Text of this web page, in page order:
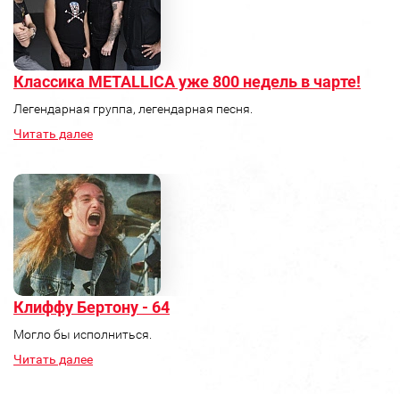
Классика METALLICA уже 800 недель в чарте!
Легендарная группа, легендарная песня.
Читать далее
Клиффу Бертону - 64
Могло бы исполниться.
Читать далее